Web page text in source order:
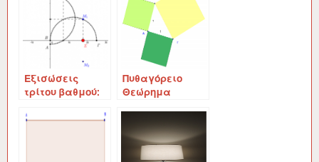
Εξισώσεις
τρίτου βαθμού:
Καγιάμ)
Πυθαγόρειο
Θεώρημα